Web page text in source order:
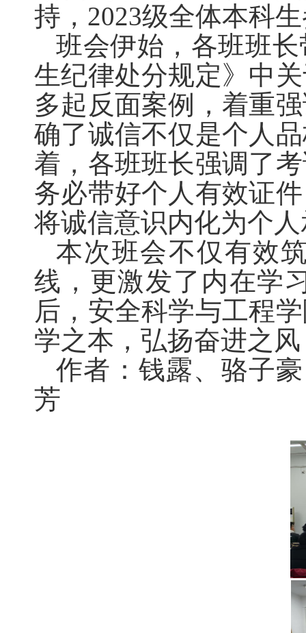
持，2023级全体本科
班会伊始， 各班班长
生纪律处分规定》中
多起反面案例，着重
确了诚信不仅是个人
着，各班班长强调了
务必带好个人有效证
将诚信意识内化为个
本次班会不仅有效
线，更激发了内在学
后， 安全科学与工程
学之本，弘扬奋进之
作者：钱露、骆子
芳